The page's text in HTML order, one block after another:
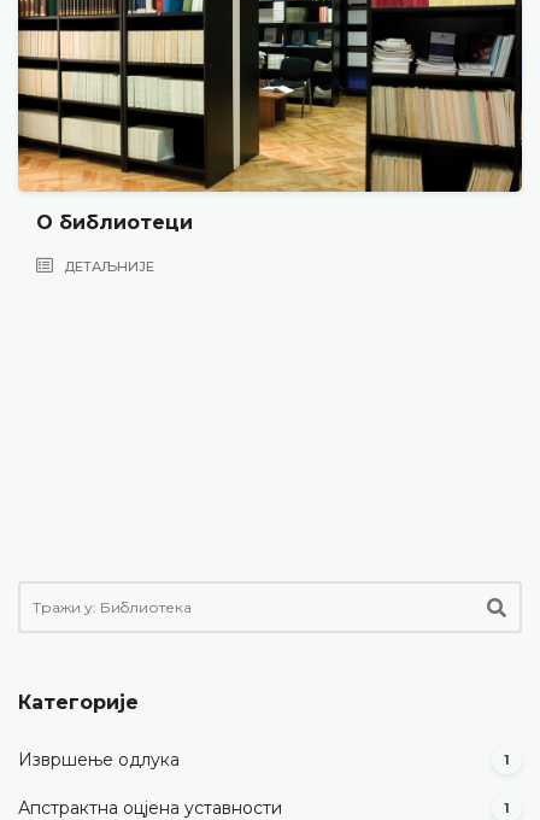
О библиотеци
ДЕТАЉНИЈЕ
Категорије
Извршење одлука 1
Апстрактна оцјена уставности 1